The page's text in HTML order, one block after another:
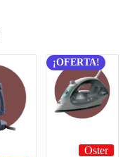
¡OFERTA!
Oster